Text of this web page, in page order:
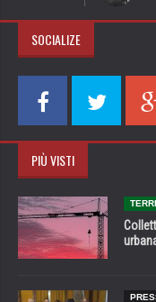
SOCIALIZE
PIÙ VISTI